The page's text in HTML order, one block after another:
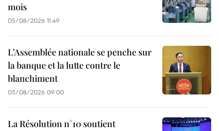
mois
05/08/2026 11:49
L’Assemblée nationale se penche sur
la banque et la lutte contre le
blanchiment
05/08/2026 09:00
La Résolution n°10 soutient